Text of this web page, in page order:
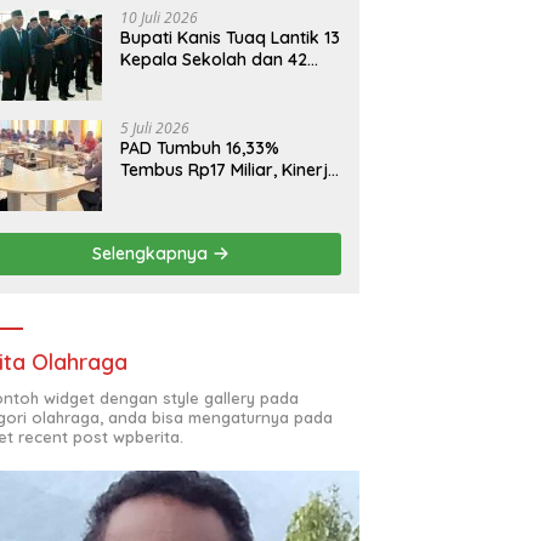
10 Juli 2026
Bupati Kanis Tuaq Lantik 13
Kepala Sekolah dan 42
5 Juli 2026
PAD Tumbuh 16,33%
Tembus Rp17 Miliar, Kinerja
Selengkapnya
Olahraga
widget dengan style gallery pada
olahraga, anda bisa mengaturnya pada
recent post wpberita.